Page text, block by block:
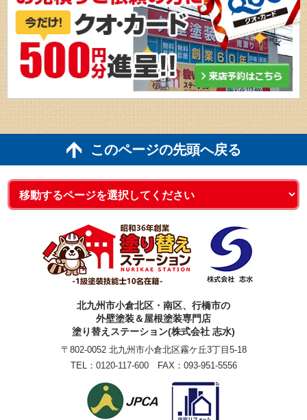
このページの先頭へ戻る
北九州市小倉北区・南区、行橋市の
外壁塗装＆屋根塗装専門店
塗り替えステーション(株式会社 志水)
〒802-0052 北九州市小倉北区霧ケ丘3丁目5-18
TEL： 0120-117-600FAX：093-951-5556